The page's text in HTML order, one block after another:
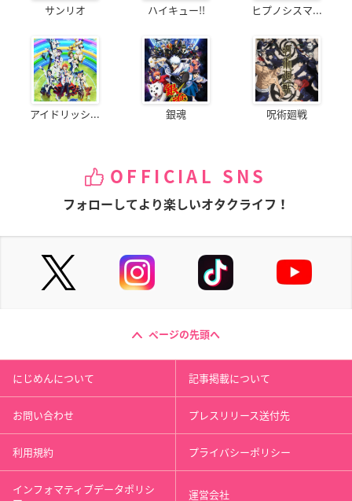
サンリオ ハイキュー!! ヒプノシスマ...
アイドリッシ... 銀魂 呪術廻戦
OFFICIAL SNS
フォローしてより楽しいオタクライフ！
ページの先頭へ
にじめんについて 記事掲載について
お問い合わせ プレスリリース送付先
利用規約 プライバシーポリシー
インフォマティブデータポリシ 運営会社